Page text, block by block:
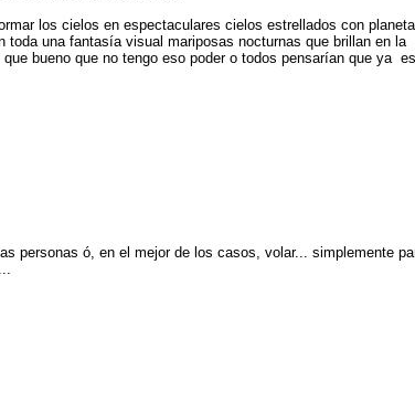
los cielos en espectaculares cielos estrellados con
una fantasía visual mariposas nocturnas que brillan en la
bueno que no tengo eso poder o todos pensarían que ya
personas ó, en el mejor de los casos, volar... simplemente